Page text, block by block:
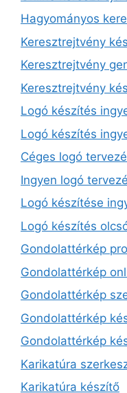
Hagyományos
Keresztrejtvény
Keresztrejtvény
Keresztrejtvény
Logó készítés
Logó készítés
Céges logó
Ingyen logó
Logó készítése
Logó készítés
Gondolattérkép
Gondolattérkép
Gondolattérkép
Gondolattérkép
Gondolattérkép
Karikatúra
Karikatúra készítő